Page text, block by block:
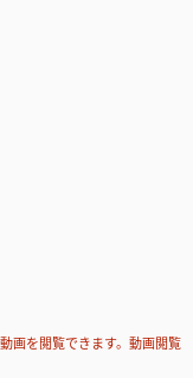
画を閲覧できます。動画閲覧